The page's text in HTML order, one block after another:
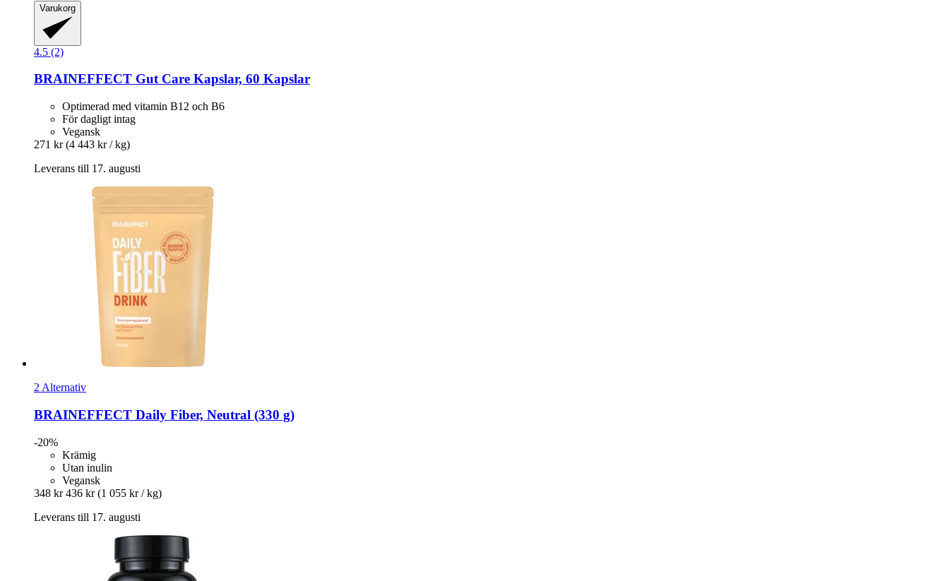
Varukorg
4.5 (2)
BRAINEFFECT Gut Care Kapslar, 60 Kapslar
Optimerad med vitamin B12 och B6
För dagligt intag
Vegansk
271 kr (4 443 kr / kg)
Leverans till 17. augusti
2 Alternativ
BRAINEFFECT Daily Fiber, Neutral (330 g)
-20%
Krämig
Utan inulin
Vegansk
348 kr 436 kr (1 055 kr / kg)
Leverans till 17. augusti